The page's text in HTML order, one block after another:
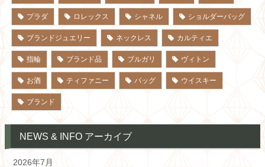
プラダ ロレックス シャネル ショルダーバッグ
ブランドジュエリー ネックレス カルティエ
指輪 ブランド品 ブルガリ ヴィトン
お酒 ティファニー バッグ ウイスキー
ブランド
NEWS & INFO アーカイブ
2026年7月